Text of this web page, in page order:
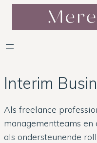
inhoud
Interim
Als freelance
managementteams
als ondersteunende